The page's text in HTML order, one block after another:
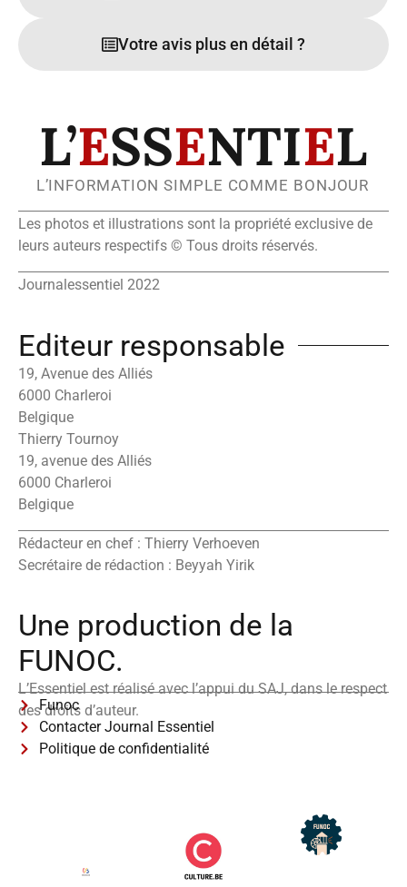
Votre avis plus en détail ?
L’ESSENTIEL
L’INFORMATION SIMPLE COMME BONJOUR
Les photos et illustrations sont la propriété exclusive de
leurs auteurs respectifs © Tous droits réservés.
Journalessentiel 2022
Editeur responsable
19, Avenue des Alliés
6000 Charleroi
Belgique
Thierry Tournoy
19, avenue des Alliés
6000 Charleroi
Belgique
Rédacteur en chef : Thierry Verhoeven
Secrétaire de rédaction : Beyyah Yirik
Une production de la
FUNOC.
L’Essentiel est réalisé avec l’appui du SAJ, dans le respect
des droits d’auteur.
Funoc
Contacter Journal Essentiel
Politique de confidentialité